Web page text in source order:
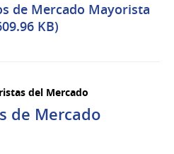
de Mercado Mayorista
KB)
del Mercado
de Mercado